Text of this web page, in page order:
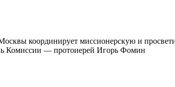
координирует миссионерскую и
Комиссии — протоиерей Игорь Фомин